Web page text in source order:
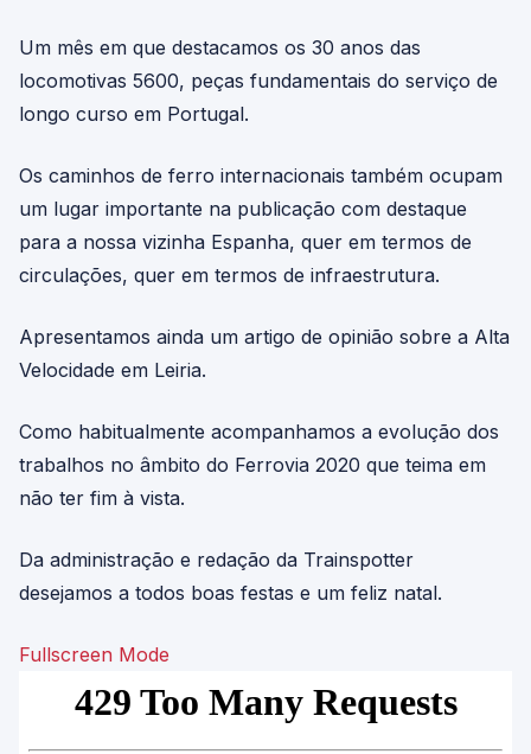
Um mês em que destacamos os 30 anos das
locomotivas 5600, peças fundamentais do serviço de
longo curso em Portugal.
Os caminhos de ferro internacionais também ocupam
um lugar importante na publicação com destaque
para a nossa vizinha Espanha, quer em termos de
circulações, quer em termos de infraestrutura.
Apresentamos ainda um artigo de opinião sobre a Alta
Velocidade em Leiria.
Como habitualmente acompanhamos a evolução dos
trabalhos no âmbito do Ferrovia 2020 que teima em
não ter fim à vista.
Da administração e redação da Trainspotter
desejamos a todos boas festas e um feliz natal.
Fullscreen Mode